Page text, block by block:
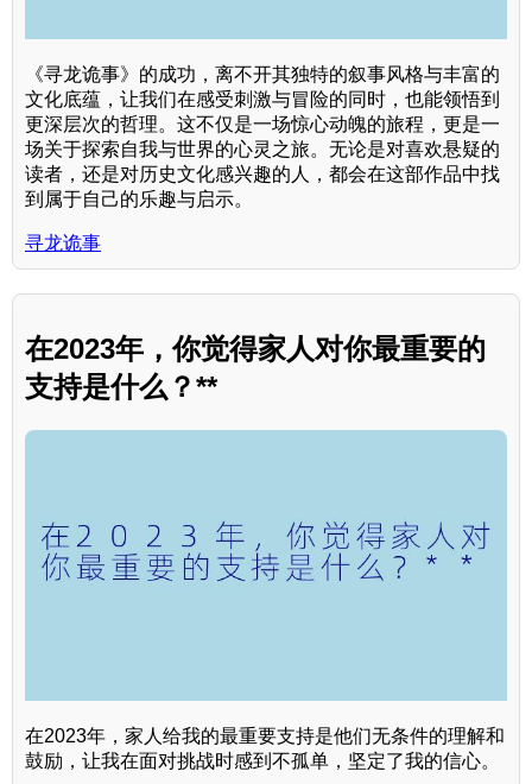
《寻龙诡事》的成功，离不开其独特的叙事风格与丰富的
文化底蕴，让我们在感受刺激与冒险的同时，也能领悟到
更深层次的哲理。这不仅是一场惊心动魄的旅程，更是一
场关于探索自我与世界的心灵之旅。无论是对喜欢悬疑的
读者，还是对历史文化感兴趣的人，都会在这部作品中找
到属于自己的乐趣与启示。
寻龙诡事
在2023年，你觉得家人对你最重要的
支持是什么？**
在2023年，家人给我的最重要支持是他们无条件的理解和
鼓励，让我在面对挑战时感到不孤单，坚定了我的信心。